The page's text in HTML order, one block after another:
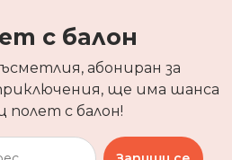
с балон
абониран за
ще има шанса
полет с балон!